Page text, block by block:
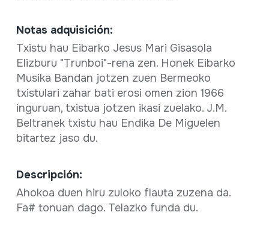
Notas adquisición:
Txistu hau Eibarko Jesus Mari Gisasola
Elizburu "Trunboi"-rena zen. Honek Eibarko
Musika Bandan jotzen zuen Bermeoko
txistulari zahar bati erosi omen zion 1966
inguruan, txistua jotzen ikasi zuelako. J.M.
Beltranek txistu hau Endika De Miguelen
bitartez jaso du.
Descripción:
Ahokoa duen hiru zuloko flauta zuzena da.
Fa# tonuan dago. Telazko funda du.